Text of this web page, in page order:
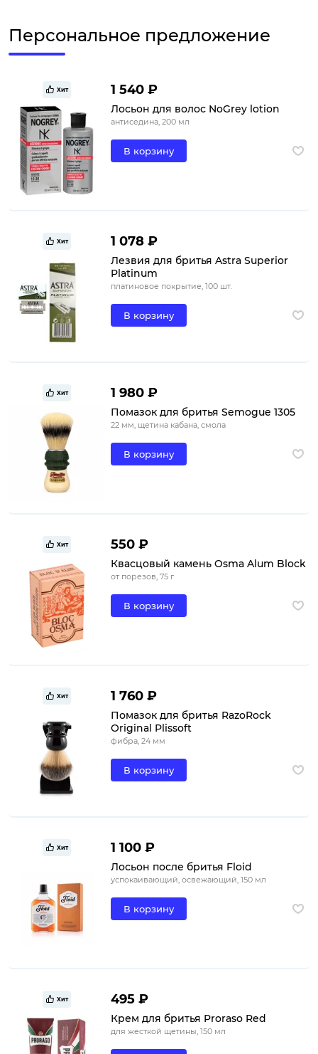
Персональное предложение
Хит 1 540 ₽
Лосьон для волос NoGrey lotion
антиседина, 200 мл
В корзину
Хит 1 078 ₽
Лезвия для бритья Astra Superior
Platinum
платиновое покрытие, 100 шт.
В корзину
Хит 1 980 ₽
Помазок для бритья Semogue 1305
22 мм, щетина кабана, смола
В корзину
Хит 550 ₽
Квасцовый камень Osma Alum Block
от порезов, 75 г
В корзину
Хит 1 760 ₽
Помазок для бритья RazoRock
Original Plissoft
фибра, 24 мм
В корзину
Хит 1 100 ₽
Лосьон после бритья Floid
успокаивающий, освежающий, 150 мл
В корзину
Хит 495 ₽
Крем для бритья Proraso Red
для жесткой щетины, 150 мл